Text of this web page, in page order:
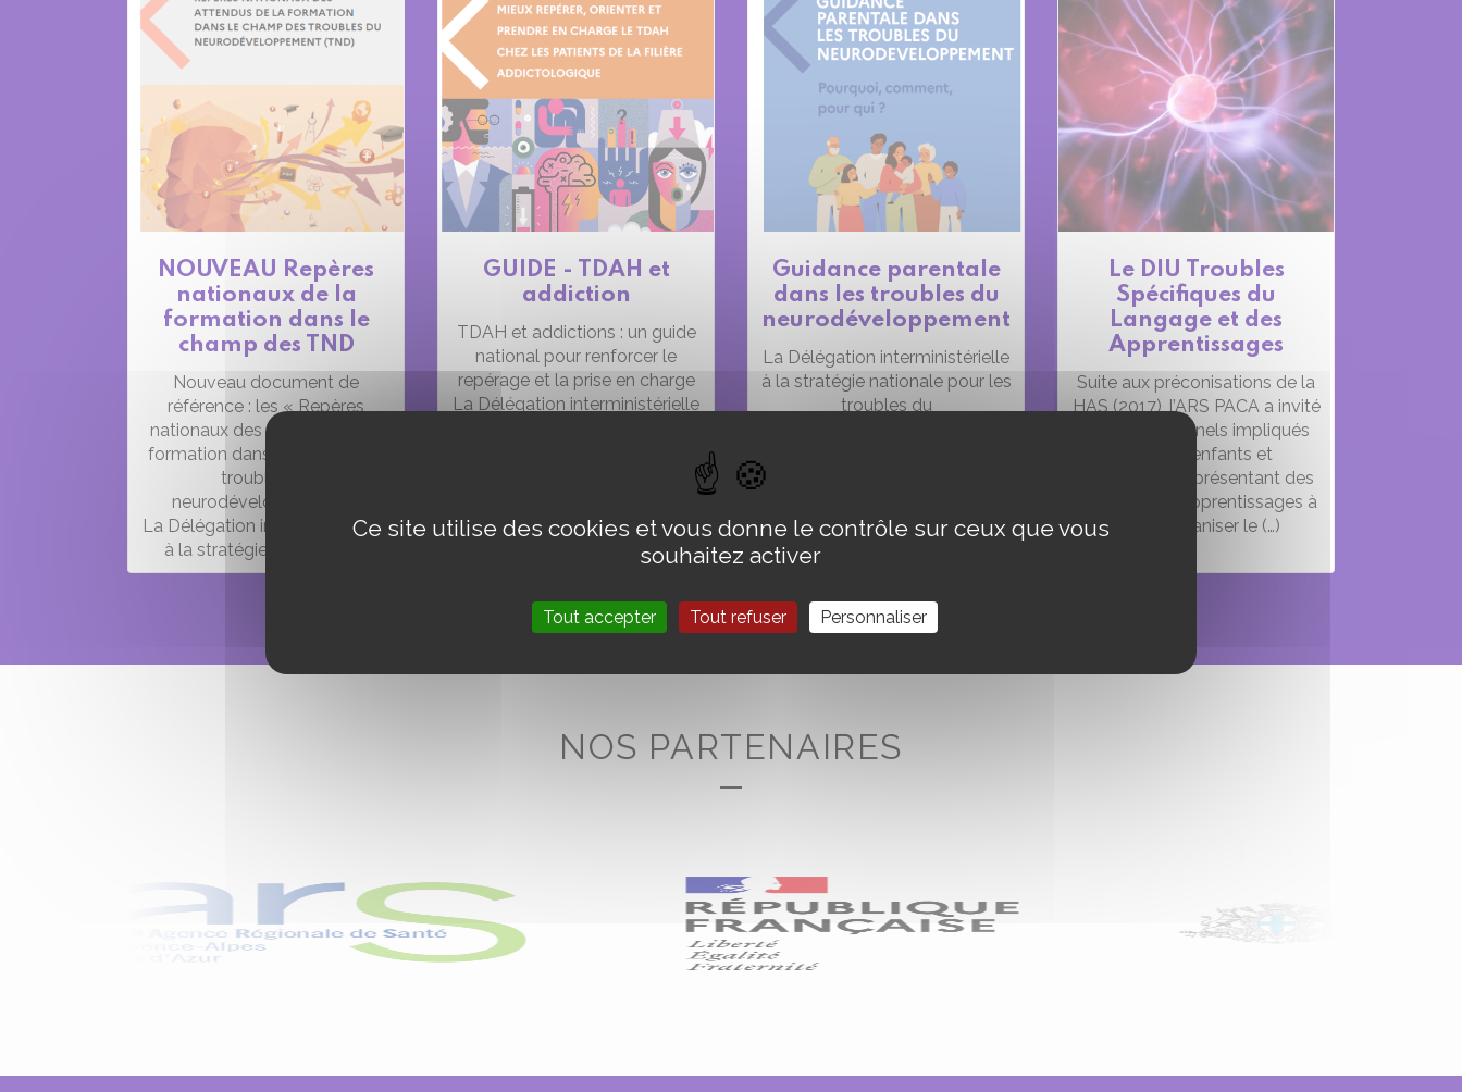
NOUVEAU Repères
nationaux de la
formation dans le
champ des TND
Nouveau document de
référence : les « Repères
nationaux des attendus de la
formation dans le champ des
troubles du
neurodéveloppement »
La Délégation interministérielle
à la stratégie nationale (…)
GUIDE - TDAH et
addiction
TDAH et addictions : un guide
national pour renforcer le
repérage et la prise en charge
La Délégation interministérielle
neurodéveloppement (TND), (…)
Guidance parentale
dans les troubles du
neurodéveloppement
La Délégation interministérielle
à la stratégie nationale pour les
troubles du
sa (…)
Le DIU Troubles
Spécifiques du
Langage et des
Apprentissages
Suite aux préconisations de la
HAS (2017), l’ARS PACA a invité
les professionnels impliqués
auprès d’enfants et
d’adolescents présentant des
troubles des apprentissages à
mieux organiser le (…)
NOS PARTENAIRES
Ce site utilise des cookies et vous donne le contrôle sur ceux que vous
souhaitez activer
Tout accepter Tout refuser Personnaliser